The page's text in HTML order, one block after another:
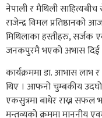
नेपाली र मैथिली साहित्यबीच
राजेन्द्र विमल प्रतिष्ठानको
मिथिलाका हस्तीहरु, सर्जक
जनकपुरमै भएको अभास दिई
कार्यक्रममा डा. आभास
थिए । आफनो चुम्बकीय
एकसुत्रमा बाधेर राख्न सफल